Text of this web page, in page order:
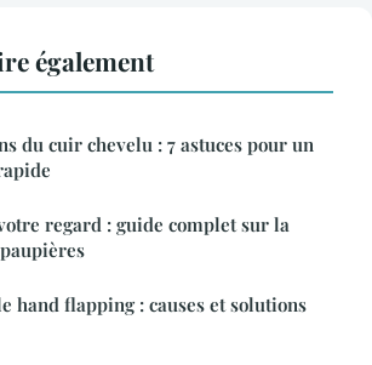
également
du cuir chevelu : 7 astuces pour un
regard : guide complet sur la
hand flapping : causes et solutions